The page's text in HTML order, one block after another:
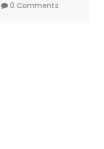
0 Comments